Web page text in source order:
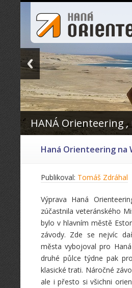
HANÁ Orienteering,
Haná Orienteering na
Publikoval: Tomáš Zdráhal
Výprava Haná
zúčastnila veteránského
bylo v hlavním městě
závody. Zde se nejvíc
města vybojoval pro
druhé půlce týdne pak
klasické trati. Náročné
ale i přesto si všichni